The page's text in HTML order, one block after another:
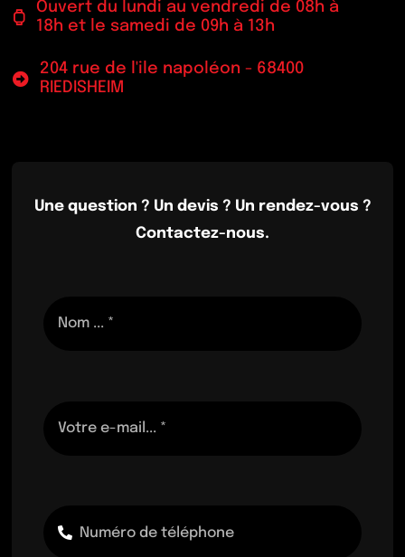
Ouvert du lundi au vendredi de 08h à
18h et le samedi de 09h à 13h
204 rue de l'ile napoléon - 68400
RIEDISHEIM
Une question ? Un devis ? Un rendez-vous ?
Contactez-nous.